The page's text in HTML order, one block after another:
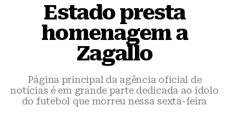
Estado presta
homenagem a
Zagallo
Página principal da agência oficial de
notícias é em grande parte dedicada ao ídolo
do futebol que morreu nessa sexta-feira